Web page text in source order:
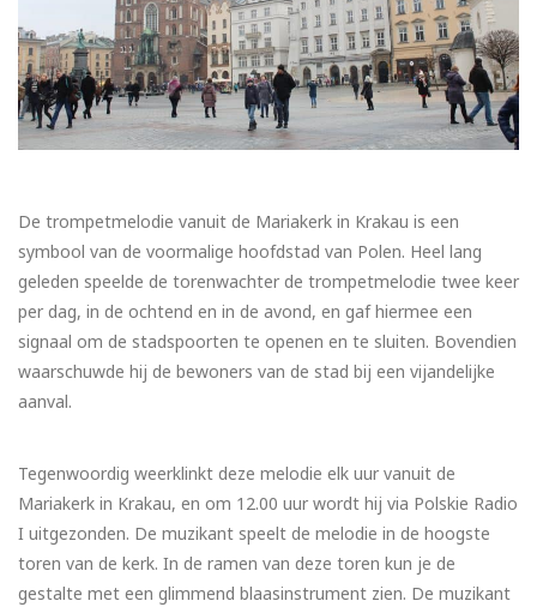
De trompetmelodie vanuit de Mariakerk in Krakau is een
symbool van de voormalige hoofdstad van Polen. Heel lang
geleden speelde de torenwachter de trompetmelodie twee keer
per dag, in de ochtend en in de avond, en gaf hiermee een
signaal om de stadspoorten te openen en te sluiten. Bovendien
waarschuwde hij de bewoners van de stad bij een vijandelijke
aanval.
Tegenwoordig weerklinkt deze melodie elk uur vanuit de
Mariakerk in Krakau, en om 12.00 uur wordt hij via Polskie Radio
I uitgezonden. De muzikant speelt de melodie in de hoogste
toren van de kerk. In de ramen van deze toren kun je de
gestalte met een glimmend blaasinstrument zien. De muzikant